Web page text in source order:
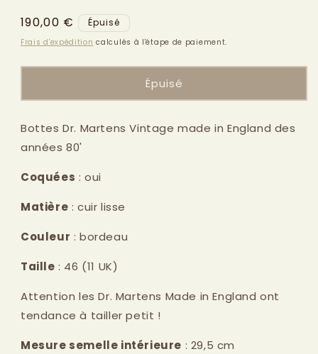
Prix
habituel
190,00 € Épuisé
Frais d'expédition calculés à l'étape de paiement.
Épuisé
Bottes Dr. Martens Vintage made in England des
années 80'
Coquées : oui
Matière : cuir lisse
Couleur : bordeau
Taille : 46 (11 UK)
Attention les Dr. Martens Made in England ont
tendance à tailler petit !
Mesure semelle intérieure : 29,5 cm